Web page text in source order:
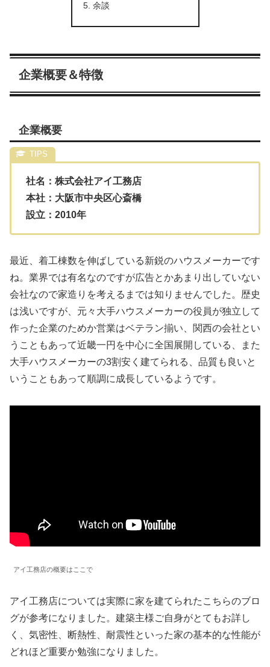
余談
企業概要＆特徴
企業概要
社名：株式会社アイ工務店
本社：大阪市中央区心斎橋
設立：2010年
最近、着工棟数を伸ばしている新鋭のハウスメーカーです
ね。業界では有名なのですが広告とかあまり出していない
会社なので家造りを考えるまでは知りませんでした。歴史
は浅いですが、元々大手ハウスメーカーの役員が独立して
作った企業のためか営業はベテラン揃い、関西の会社とい
うこともあって近畿一円を中心に全国展開している、また
大手ハウスメーカーの3割安く建てられる、品質も良いと
いうこともあって順調に成長しているようです。
アイ工務店の概要はここで
アイ工務店については実際に家を建てられたこちらのブロ
グが参考になりました。建築主様ご自身がとてもお詳し
く、気密性、断熱性、耐震性といった家の基本的な性能が
どれほど重要か勉強になりました。